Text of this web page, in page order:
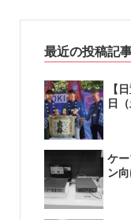
最近の投稿記
【
日
ケ
ン